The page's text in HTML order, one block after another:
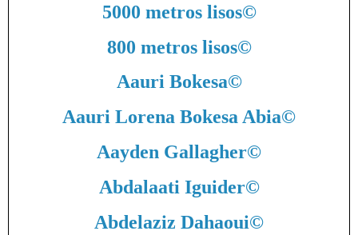
5000 metros lisos©
800 metros lisos©
Aauri Bokesa©
Aauri Lorena Bokesa Abia©
Aayden Gallagher©
Abdalaati Iguider©
Abdelaziz Dahaoui©